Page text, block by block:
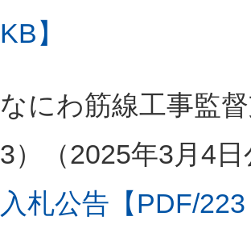
KB】
なにわ筋線工事監
3）（2025年3月4
入札公告【PDF/